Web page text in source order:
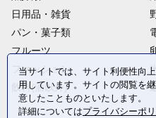
日用品・雑貨
パン・菓子類
フルーツ
ファッション
飲料(酒以外)
当サイトでは、サイト利便性向
用しています。サイトの閲覧を
意したことものといたします。
詳細についてはプライバシーポ